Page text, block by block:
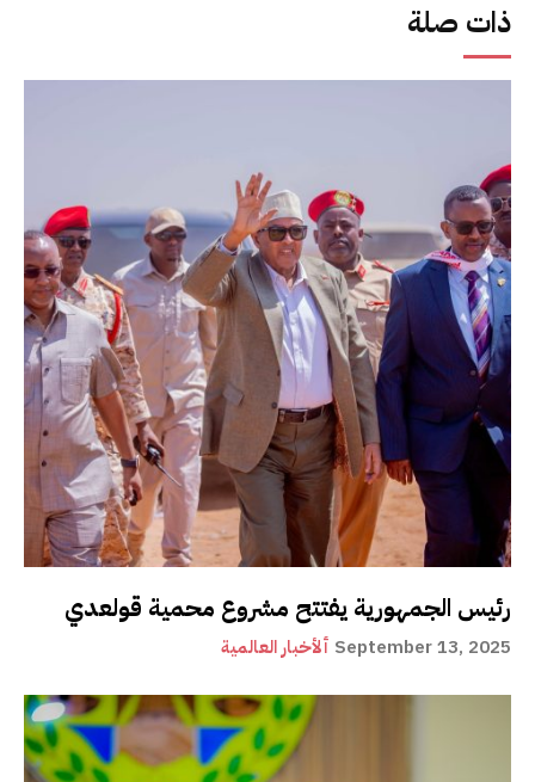
ذات صلة
رئيس الجمهورية يفتتح مشروع محمية قولعدي
ألأخبار العالمية September 13, 2025